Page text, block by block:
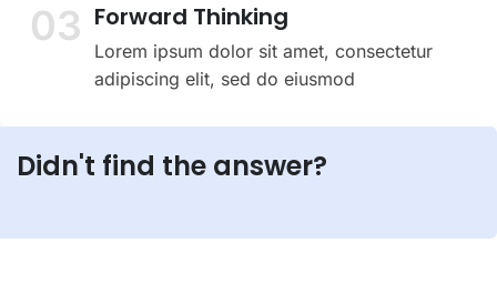
03 Forward Thinking
Lorem ipsum dolor sit amet, consectetur
adipiscing elit, sed do eiusmod
Didn't find the answer?